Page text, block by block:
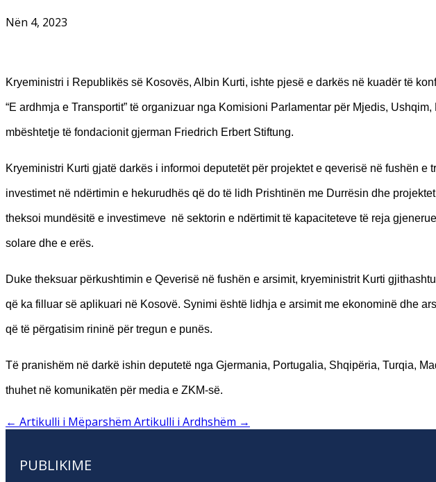
Nën 4, 2023
Kryeministri i Republikës së Kosovës, Albin Kurti, ishte pjesë e darkës në kuadër të
“E ardhmja e Transportit” të organizuar nga Komisioni Parlamentar për Mjedis,
mbështetje të fondacionit gjerman Friedrich Erbert Stiftung.
Kryeministri Kurti gjatë darkës i informoi deputetët për projektet e qeverisë në fushën e
investimet në ndërtimin e hekurudhës që do të lidh Prishtinën me Durrësin dhe
theksoi mundësitë e investimeve në sektorin e ndërtimit të kapaciteteve të reja
solare dhe e erës.
Duke theksuar përkushtimin e Qeverisë në fushën e arsimit, kryeministrit Kurti
që ka filluar së aplikuari në Kosovë. Synimi është lidhja e arsimit me ekonominë dhe
që të përgatisim rininë për tregun e punës.
Të pranishëm në darkë ishin deputetë nga Gjermania, Portugalia, Shqipëria, Turqia,
thuhet në komunikatën për media e ZKM-së.
← Artikulli i Mëparshëm Artikulli i Ardhshëm →
PUBLIKIME